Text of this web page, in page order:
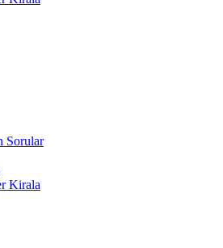
Sorular
Kirala